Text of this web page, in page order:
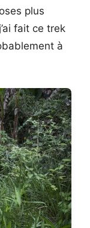
plus
fait ce trek
à